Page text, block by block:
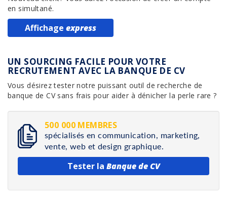
en simultané.
Affichage express
UN SOURCING FACILE POUR VOTRE
RECRUTEMENT AVEC LA BANQUE DE CV
Vous désirez tester notre puissant outil de recherche de
banque de CV sans frais pour aider à dénicher la perle rare ?
500 000 MEMBRES
spécialisés en communication, marketing,
vente, web et design graphique.
Tester la Banque de CV